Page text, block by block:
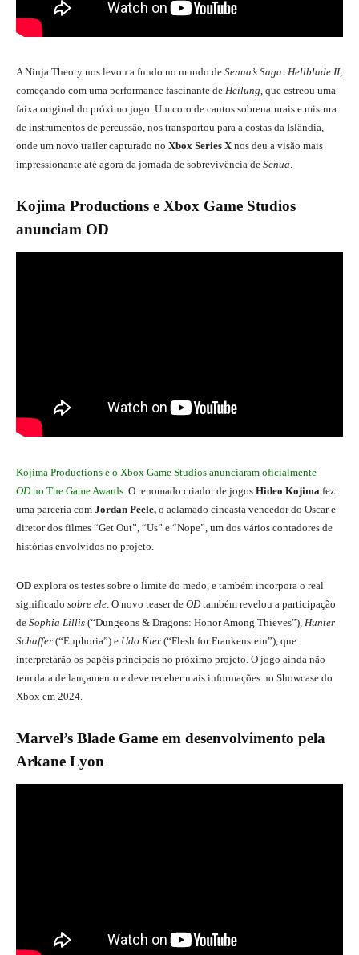
A Ninja Theory nos levou a fundo no mundo de Senua’s Saga: Hellblade II,
começando com uma performance fascinante de Heilung, que estreou uma
faixa original do próximo jogo. Um coro de cantos sobrenaturais e mistura
de instrumentos de percussão, nos transportou para a costas da Islândia,
onde um novo trailer capturado no Xbox Series Xnos deu a visão mais
impressionante até agora da jornada de sobrevivência de Senua.
Kojima Productions e Xbox Game Studios
anunciam OD
Kojima Productions e o Xbox Game Studios anunciaram oficialmente
ODno The Game Awards . O renomado criador de jogos Hideo Kojima fez
uma parceria com Jordan Peele, o aclamado cineasta vencedor do Oscar e
diretor dos filmes “Get Out”, “Us” e “Nope”, um dos vários contadores de
histórias envolvidos no projeto.
OD explora os testes sobre o limite do medo, e também incorpora o real
significado sobre ele . O novo teaser de ODtambém revelou a participação
de Sophia Lillis (“Dungeons & Dragons: Honor Among Thieves”), Hunter
Schaffer (“Euphoria”) e Udo Kier (“Flesh for Frankenstein”), que
interpretarão os papéis principais no próximo projeto. O jogo ainda não
tem data de lançamento e deve receber mais informações no Showcase do
Xbox em 2024.
Marvel’s Blade Game em desenvolvimento pela
Arkane Lyon